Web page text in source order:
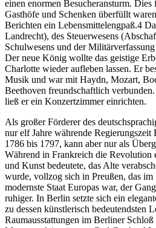
einen enormen Besucheransturm.
Gasthöfe und Schenken überfüllt
Berichten ein Lebensmittelengpaß.4
Landrecht), des Steuerwesens
Schulwesens und der
Der neue König wollte das geistige
Charlotte wieder aufleben lassen. Er
Musik und war mit Haydn, Mozart,
Beethoven freundschaftlich
ließ er ein Konzertzimmer einrichten.
Als großer Förderer des
nur elf Jahre währende Regierungszeit
1786 bis 1797, kann aber nur als
Während in Frankreich die
und Kunst bedeutete, das Alte
wurde, vollzog sich in Preußen, das im
modernste Staat Europas war, der
ruhiger. In Berlin setzte sich ein
zu dessen künstlerisch bedeutendsten
Raumausstattungen im Berliner